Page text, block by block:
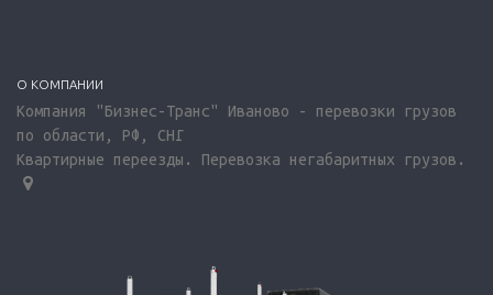
О КОМПАНИИ
Компания "Бизнес-Транс" Иваново - перевозки грузов
по области, РФ, СНГ
Квартирные переезды. Перевозка негабаритных грузов.